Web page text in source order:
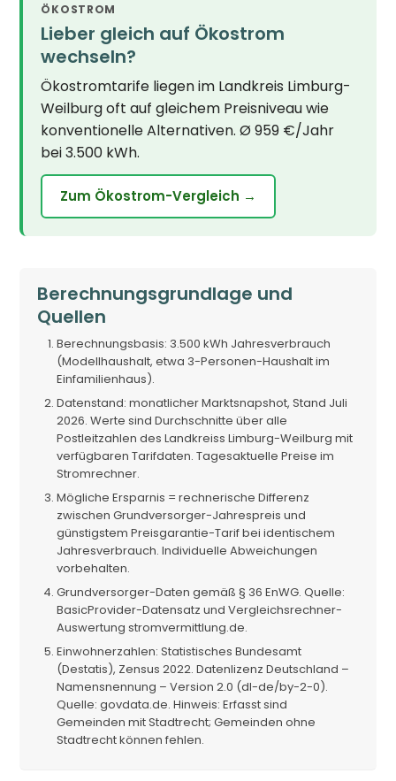
ÖKOSTROM
Lieber gleich auf Ökostrom
wechseln?
Ökostromtarife liegen im Landkreis Limburg-
Weilburg oft auf gleichem Preisniveau wie
konventionelle Alternativen. Ø 959 €/Jahr
bei 3.500 kWh.
Zum Ökostrom-Vergleich →
Berechnungsgrundlage und
Quellen
Berechnungsbasis: 3.500 kWh Jahresverbrauch
(Modellhaushalt, etwa 3-Personen-Haushalt im
Einfamilienhaus).
Datenstand: monatlicher Marktsnapshot, Stand Juli
2026. Werte sind Durchschnitte über alle
Postleitzahlen des Landkreiss Limburg-Weilburg mit
verfügbaren Tarifdaten. Tagesaktuelle Preise im
Stromrechner.
Mögliche Ersparnis = rechnerische Differenz
zwischen Grundversorger-Jahrespreis und
günstigstem Preisgarantie-Tarif bei identischem
Jahresverbrauch. Individuelle Abweichungen
vorbehalten.
Grundversorger-Daten gemäß § 36 EnWG. Quelle:
BasicProvider-Datensatz und Vergleichsrechner-
Auswertung stromvermittlung.de.
Einwohnerzahlen: Statistisches Bundesamt
(Destatis), Zensus 2022. Datenlizenz Deutschland –
Namensnennung – Version 2.0 (dl-de/by-2-0).
Quelle: govdata.de. Hinweis: Erfasst sind
Gemeinden mit Stadtrecht; Gemeinden ohne
Stadtrecht können fehlen.